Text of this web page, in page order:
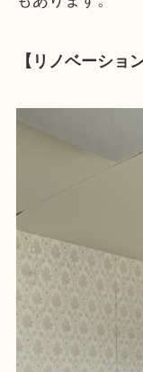
【リノベーショ